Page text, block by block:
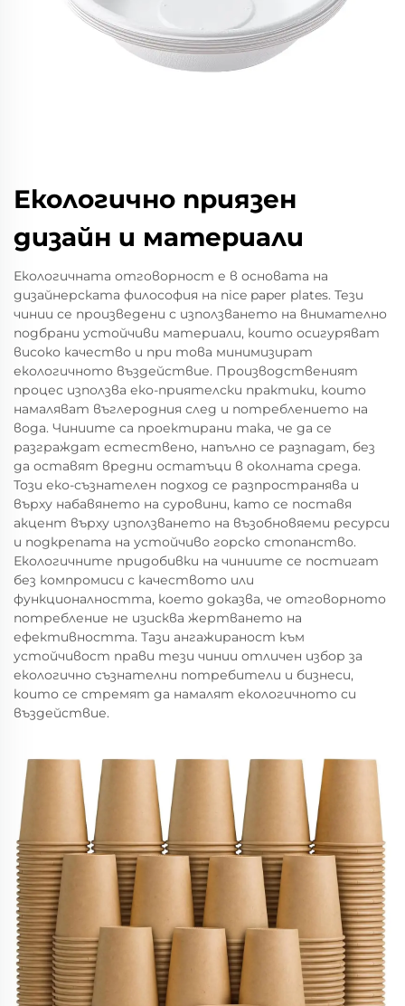
Екологично приязен
дизайн и материали
Екологичната отговорност е в основата на
дизайнерската философия на nice paper plates. Тези
чинии се произведени с използването на внимателно
подбрани устойчиви материали, които осигуряват
високо качество и при това минимизират
екологичното въздействие. Производственият
процес използва еко-приятелски практики, които
намаляват въглеродния след и потреблението на
вода. Чиниите са проектирани така, че да се
разграждат естествено, напълно се разпадат, без
да оставят вредни остатъци в околната среда.
Този еко-съзнателен подход се разпространява и
върху набавянето на суровини, като се поставя
акцент върху използването на възобновяеми ресурси
и подкрепата на устойчиво горско стопанство.
Екологичните придобивки на чиниите се постигат
без компромиси с качеството или
функционалността, което доказва, че отговорното
потребление не изисква жертването на
ефективността. Тази ангажираност към
устойчивост прави тези чинии отличен избор за
екологично съзнателни потребители и бизнеси,
които се стремят да намалят екологичното си
въздействие.